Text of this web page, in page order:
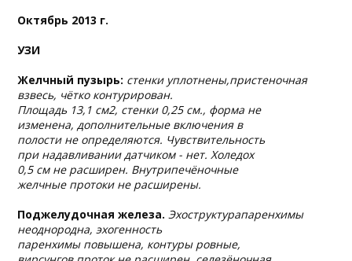
Октябрь 2013 г.
УЗИ
Желчный пузырь: стенки уплотнены,пристеночная
взвесь, чётко контурирован.
Площадь 13,1 см2, стенки 0,25 см., форма не
изменена, дополнительные включения в
полости не определяются. Чувствительность
при надавливании датчиком - нет. Холедох
0,5 см не расширен. Внутрипечёночные
желчные протоки не расширены.
Поджелудочная железа. Эхоструктурапаренхимы
неоднородна, эхогенность
паренхимы повышена, контуры ровные,